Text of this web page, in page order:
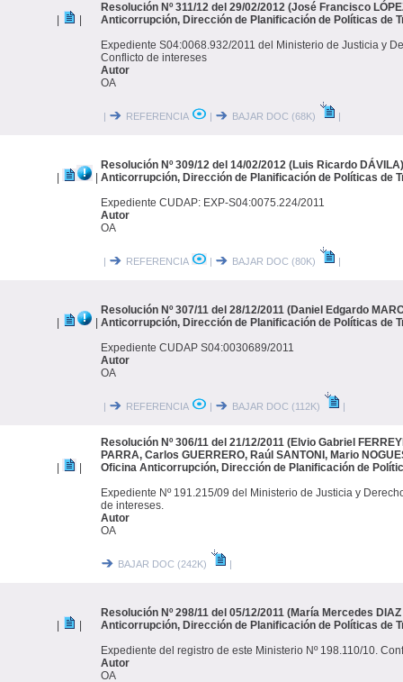
Resolución Nº 311/12 del 29/02/2012 (José Francisco
Anticorrupción, Dirección de Planificación de Políticas de
Expediente S04:0068.932/2011 del Ministerio de Justicia y
Conflicto de intereses
Autor
OA
| REFERENCIA | BAJAR DOC (68K) |
Resolución Nº 309/12 del 14/02/2012 (Luis Ricardo
Anticorrupción, Dirección de Planificación de Políticas de
Expediente CUDAP: EXP-S04:0075.224/2011
Autor
OA
| REFERENCIA | BAJAR DOC (80K) |
Resolución Nº 307/11 del 28/12/2011 (Daniel Edgardo
Anticorrupción, Dirección de Planificación de Políticas de
Expediente CUDAP S04:0030689/2011
Autor
OA
| REFERENCIA | BAJAR DOC (112K) |
Resolución Nº 306/11 del 21/12/2011 (Elvio Gabriel
PARRA, Carlos GUERRERO, Raúl SANTONI, Mario
Oficina Anticorrupción, Dirección de Planificación de
Expediente Nº 191.215/09 del Ministerio de Justicia y
de intereses.
Autor
OA
BAJAR DOC (242K) |
Resolución Nº 298/11 del 05/12/2011 (María Mercedes
Anticorrupción, Dirección de Planificación de Políticas de
Expediente del registro de este Ministerio Nº 198.110/10.
Autor
OA